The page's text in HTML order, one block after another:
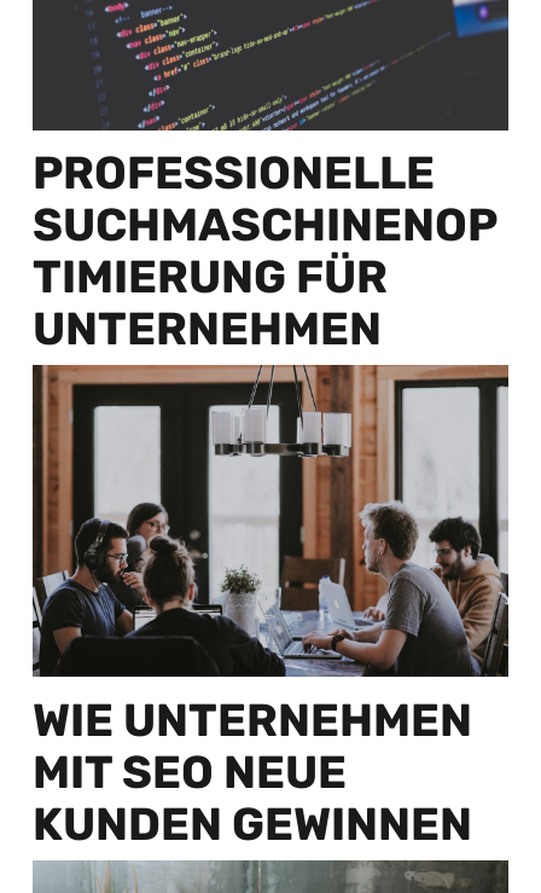
PROFESSIONELLE
SUCHMASCHINENOP
TIMIERUNG FÜR
UNTERNEHMEN
WIE UNTERNEHMEN
MIT SEO NEUE
KUNDEN GEWINNEN